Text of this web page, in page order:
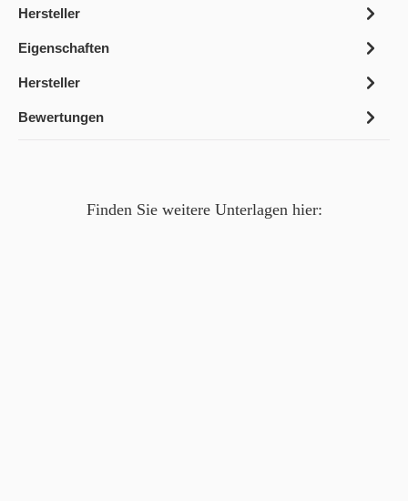
Hersteller
Eigenschaften
Hersteller
Bewertungen
Finden Sie weitere Unterlagen hier: